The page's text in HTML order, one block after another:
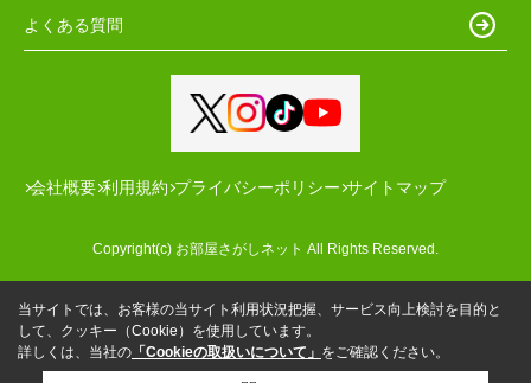
よくある質問
会社概要 利用規約 プライバシーポリシー サイトマップ
Copyright(c) お部屋さがしネット All Rights Reserved.
当サイトでは、お客様の当サイト利用状況把握、サービス向上検討を目的と
して、クッキー（Cookie）を使用しています。
詳しくは、当社の 「Cookieの取扱いについて」 をご確認ください。